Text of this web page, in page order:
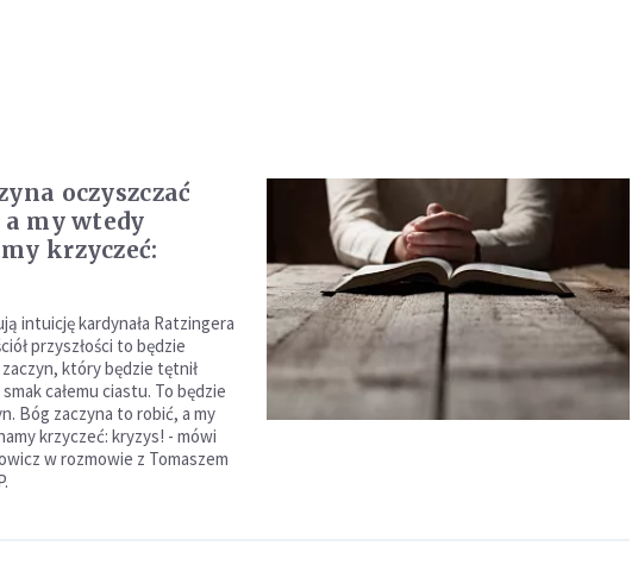
oczyszczać
a my wtedy
krzyczeć:
intuicję kardynała Ratzingera
przyszłości to będzie
zaczyn, który będzie tętnił
całemu ciastu. To będzie
Bóg zaczyna to robić, a my
krzyczeć: kryzys! - mówi
w rozmowie z Tomaszem